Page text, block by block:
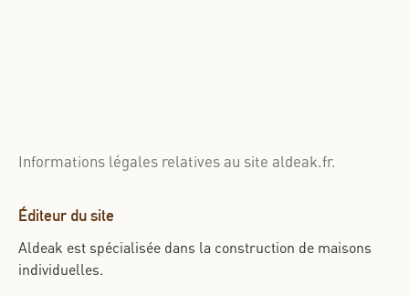
Informations légales relatives au site aldeak.fr.
Éditeur du site
Aldeak est spécialisée dans la construction de maisons
individuelles.